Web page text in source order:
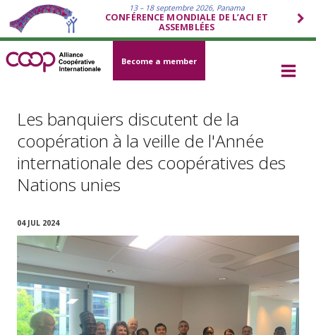
13 – 18 septembre 2026, Panama
CONFÉRENCE MONDIALE DE L’ACI ET
ASSEMBLÉES
Become a member
Les banquiers discutent de la
coopération à la veille de l'Année
internationale des coopératives des
Nations unies
04 JUL 2024